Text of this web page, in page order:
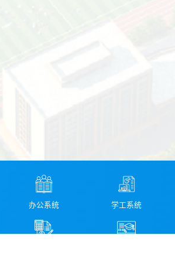
办公系统 学工系统